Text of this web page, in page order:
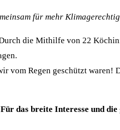
für mehr
die Mithilfe von 22
Regen geschützt waren!
das breite Interesse und